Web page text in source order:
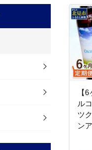
【
ル
ツ
ン